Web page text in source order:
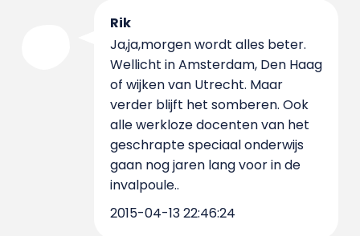
Rik
Ja,ja,morgen wordt alles beter.
Wellicht in Amsterdam, Den Haag
of wijken van Utrecht. Maar
verder blijft het somberen. Ook
alle werkloze docenten van het
geschrapte speciaal onderwijs
gaan nog jaren lang voor in de
invalpoule..
2015-04-13 22:46:24